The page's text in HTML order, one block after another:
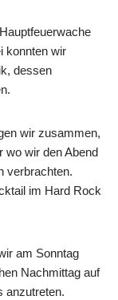
konnten wir
dessen
wir zusammen,
wo wir den Abend
verbrachten.
im Hard Rock
am Sonntag
Nachmittag auf
anzutreten.